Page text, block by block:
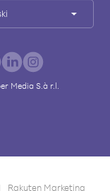
Media S.à r.l.
Rakuten Marketing